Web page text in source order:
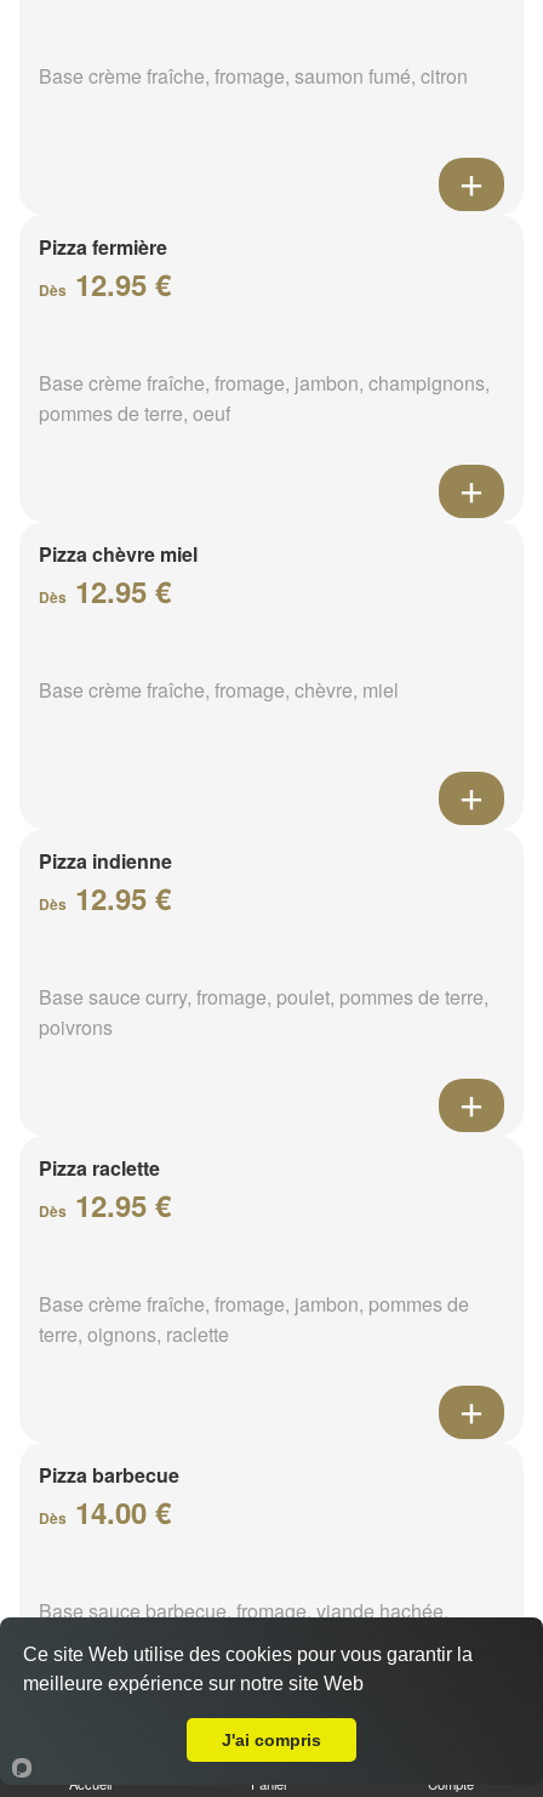
Base crème fraîche, fromage, saumon fumé, citron
Pizza fermière
Dès 12.95 €
Base crème fraîche, fromage, jambon, champignons,
pommes de terre, oeuf
Pizza chèvre miel
Dès 12.95 €
Base crème fraîche, fromage, chèvre, miel
Pizza indienne
Dès 12.95 €
Base sauce curry, fromage, poulet, pommes de terre,
poivrons
Pizza raclette
Dès 12.95 €
Base crème fraîche, fromage, jambon, pommes de
terre, oignons, raclette
Pizza barbecue
Dès 14.00 €
Base sauce barbecue, fromage, viande hachée,
poivrons, chorizo
Pizza cannibale
Accueil Panier Compte
Ce site Web utilise des cookies pour vous garantir la
meilleure expérience sur notre site Web
J'ai compris